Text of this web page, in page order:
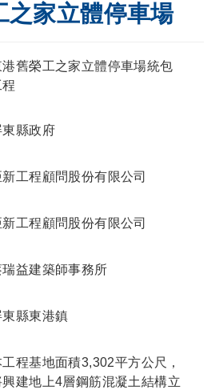
之家立體停車場
港舊榮工之家立體停車場統包
程
東縣政府
新工程顧問股份有限公司
新工程顧問股份有限公司
瑞益建築師事務所
東縣東港鎮
工程基地面積3,302平方公尺，
興建地上4層鋼筋混凝土結構立